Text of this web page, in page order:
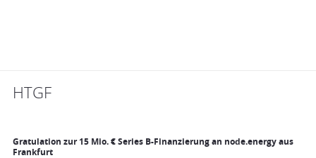
HTGF
Gratulation zur 15 Mio. € Series B-Finanzierung an node.energy aus
Frankfurt